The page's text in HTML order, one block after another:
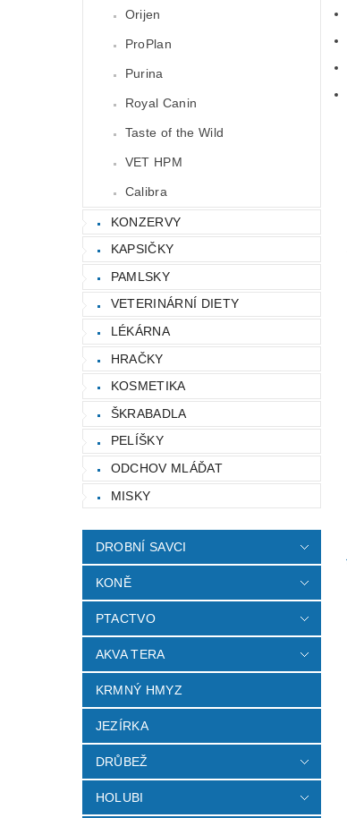
Orijen
ProPlan
Purina
Royal Canin
Taste of the Wild
VET HPM
Calibra
KONZERVY
KAPSIČKY
PAMLSKY
VETERINÁRNÍ DIETY
LÉKÁRNA
HRAČKY
KOSMETIKA
ŠKRABADLA
PELÍŠKY
ODCHOV MLÁĎAT
MISKY
DROBNÍ SAVCI
KONĚ
PTACTVO
AKVA TERA
KRMNÝ HMYZ
JEZÍRKA
DRŮBEŽ
HOLUBI